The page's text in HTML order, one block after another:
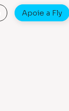
Apoie a Fly